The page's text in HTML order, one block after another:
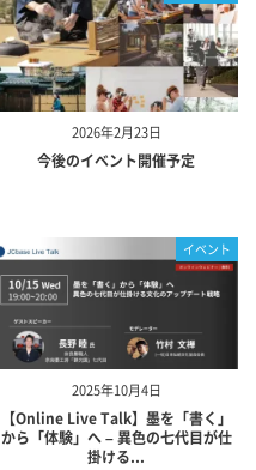
2026年2月23日
今後のイベント開催予定
2025年10月4日
イベント
【Online Live Talk】墨を「書く」
から「体験」へ – 異色の七代目が仕
掛ける...